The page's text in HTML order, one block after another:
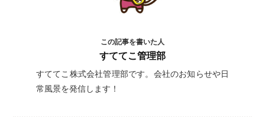
この記事を書いた人
すててこ管理部
すててこ株式会社管理部です。会社のお知らせや日
常風景を発信します！